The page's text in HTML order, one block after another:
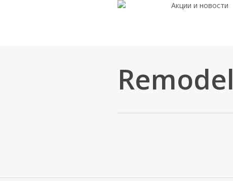
Акции и новости
Remodel